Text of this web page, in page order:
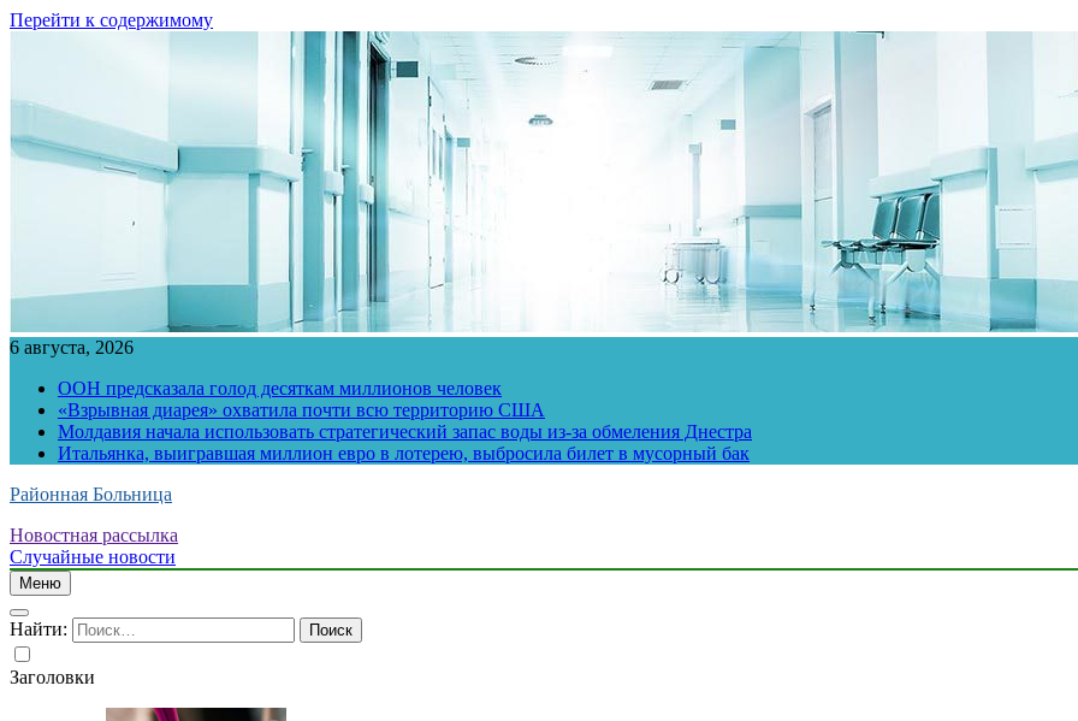
Перейти к содержимому
6 августа, 2026
ООН предсказала голод десяткам миллионов человек
«Взрывная диарея» охватила почти всю территорию США
Молдавия начала использовать стратегический запас воды из-за обмеления Днестра
Итальянка, выигравшая миллион евро в лотерею, выбросила билет в мусорный бак
Районная Больница
Новостная рассылка
Случайные новости
Меню
Найти:
Заголовки